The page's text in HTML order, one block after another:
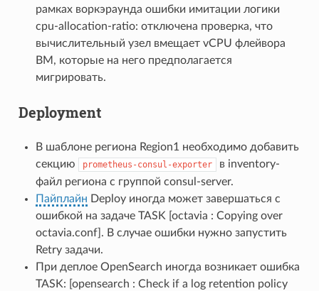
рамках воркэраунда ошибки имитации логики
cpu-allocation-ratio: отключена проверка, что
вычислительный узел вмещает vCPU флейвора
ВМ, которые на него предполагается
мигрировать.
Deployment
В шаблоне региона Region1 необходимо добавить
секцию
prometheus-consul-exporter
в inventory-
файл региона с группой consul-server.
Пайплайн Deploy иногда может завершаться с
ошибкой на задаче TASK [octavia : Copying over
octavia.conf]. В случае ошибки нужно запустить
Retry задачи.
При деплое OpenSearch иногда возникает ошибка
TASK: [opensearch : Check if a log retention policy